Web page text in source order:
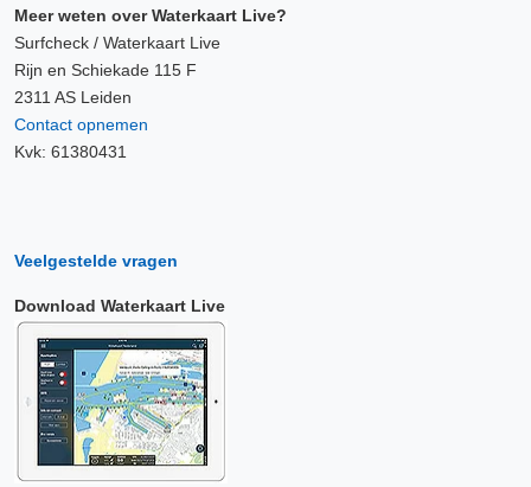
Meer weten over Waterkaart Live?
Surfcheck / Waterkaart Live
Rijn en Schiekade 115 F
2311 AS Leiden
Contact opnemen
Kvk: 61380431
Veelgestelde vragen
Download Waterkaart Live